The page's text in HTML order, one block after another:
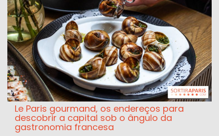
Le Paris gourmand, os endereços para
descobrir a capital sob o ângulo da
gastronomia francesa